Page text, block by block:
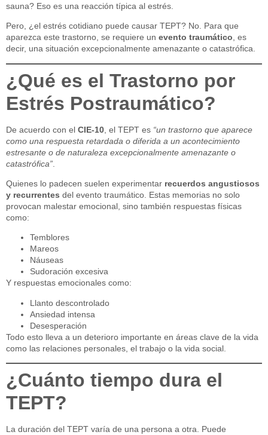
sauna? Eso es una reacción típica al estrés.
Pero, ¿el estrés cotidiano puede causar TEPT? No. Para que
aparezca este trastorno, se requiere un evento traumático , es
decir, una situación excepcionalmente amenazante o catastrófica.
¿Qué es el Trastorno por
Estrés Postraumático?
De acuerdo con el CIE-10 , el TEPT es “un trastorno que aparece
como una respuesta retardada o diferida a un acontecimiento
estresante o de naturaleza excepcionalmente amenazante o
catastrófica”
Quienes lo padecen suelen experimentar recuerdos angustiosos
y recurrentes del evento traumático. Estas memorias no solo
provocan malestar emocional, sino también respuestas físicas
como:
Temblores
Mareos
Náuseas
Sudoración excesiva
Y respuestas emocionales como:
Llanto descontrolado
Ansiedad intensa
Desesperación
Todo esto lleva a un deterioro importante en áreas clave de la vida
como las relaciones personales, el trabajo o la vida social.
¿Cuánto tiempo dura el
TEPT?
La duración del TEPT varía de una persona a otra. Puede